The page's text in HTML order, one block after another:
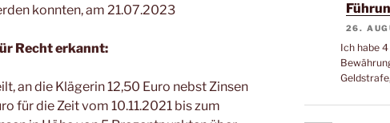
konnten, am 21.07.2023
Recht erkannt:
an die Klägerin 12,50 Euro nebst Zinsen
für die Zeit vom 10.11.2021 bis zum
26.
Ich habe